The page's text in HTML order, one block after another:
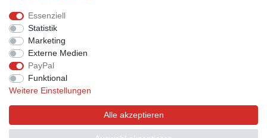
Essenziell
Statistik
Marketing
Externe Medien
PayPal
Funktional
Weitere Einstellungen
Alle akzeptieren